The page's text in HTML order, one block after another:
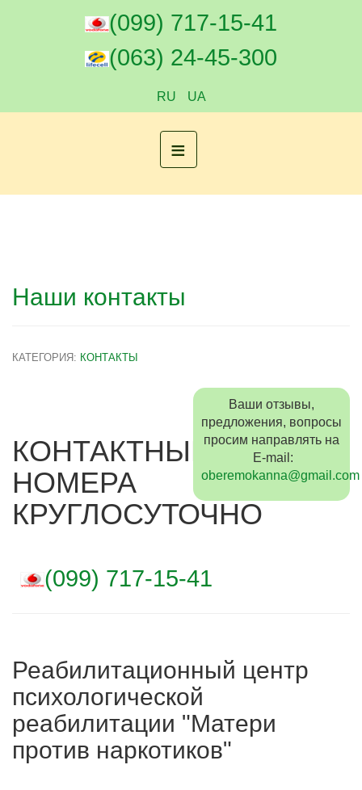
(099) 717-15-41
(063) 24-45-300
RU UA
≡
Наши контакты
КАТЕГОРИЯ: КОНТАКТЫ
КОНТАКТНЫЕ
НОМЕРА
КРУГЛОСУТОЧНО
Ваши отзывы,
предложения, вопросы
просим направлять на
E-mail:
oberemokanna@gmail.com
(099) 717-15-41
Реабилитационный центр
психологической
реабилитации "Матери
против наркотиков"